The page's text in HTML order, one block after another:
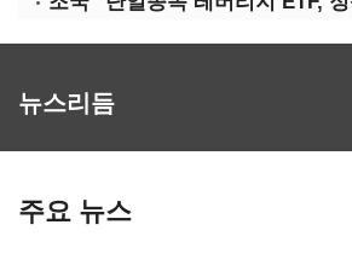
뉴스리듬
주요 뉴스